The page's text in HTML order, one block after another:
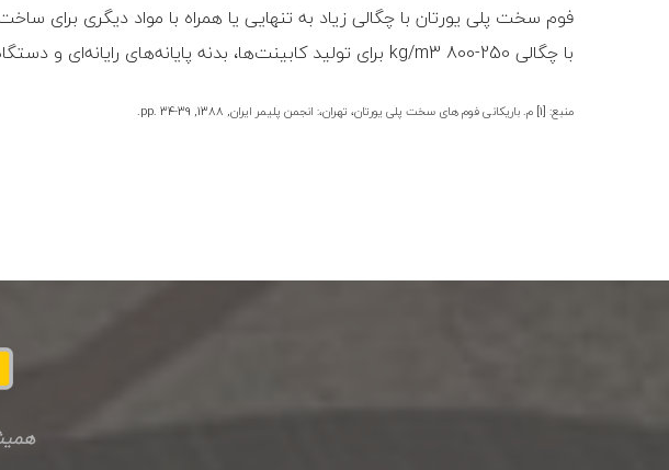
فوم سخت پلی یورتان با چگالی زیاد به تنهایی یا همراه با مواد دیگری
با چگالی kg/m3 800-250 برای تولید کابینت‌‏ها، بدنه پایانه‌های رایانه‌ای و دستگاه‏‌های ویژه دیگر به کار می‌روند. این مواد سفتی، دمای نرمی زیاد و استحکام ضربه‌ای زیادی دارند.
منبع: [1] م. باریکانی فوم های سخت پلی یورتان، تهران،: انجمن پلیمر ایران, 1388, pp. 34-39.